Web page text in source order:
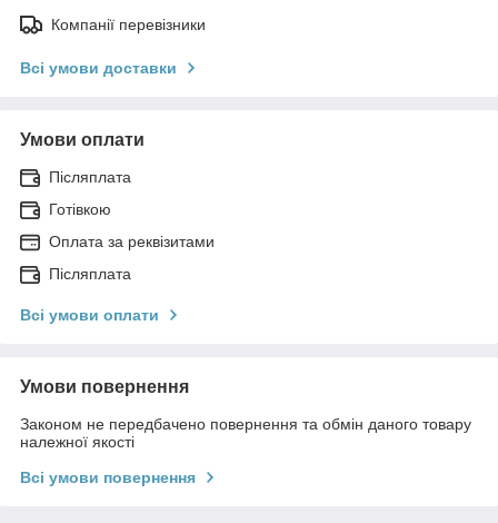
Компанії перевізники
Всі умови доставки
Умови оплати
Післяплата
Готівкою
Оплата за реквізитами
Післяплата
Всі умови оплати
Умови повернення
Законом не передбачено повернення та обмін даного товару
належної якості
Всі умови повернення